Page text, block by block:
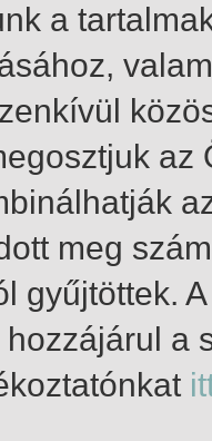
a
meg
gyűjtöttek.
a